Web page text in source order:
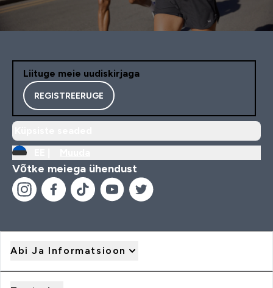
Liituge meie uudiskirjaga
REGISTREERUGE
Võtke meiega ühendust
Abi Ja Informatsioon